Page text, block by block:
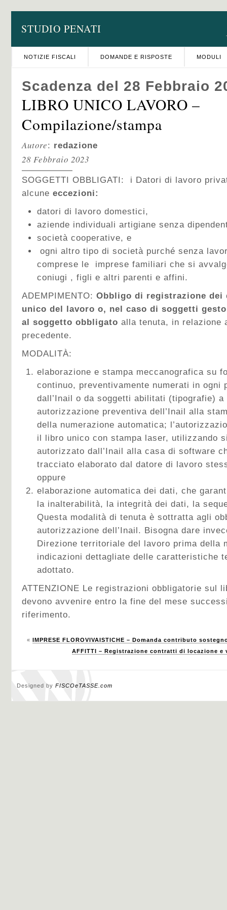
STUDIO PENATI
NOTIZIE FISCALI DOMANDE E RISPOSTE MODULI
Scadenza del 28 Febbraio
LIBRO UNICO LAVORO –
Compilazione/stampa
Autore: redazione
28 Febbraio 2023
SOGGETTI OBBLIGATI: i Datori di lavoro
alcune eccezioni:
datori di lavoro domestici,
aziende individuali artigiane senza
società cooperative, e
ogni altro tipo di società purché senza
comprese le imprese familiari che si
coniugi , figli e altri parenti e affini.
ADEMPIMENTO: Obbligo di registrazione dei
unico del lavoro o, nel caso di soggetti
al soggetto obbligato alla tenuta, in relazione
precedente.
MODALITÀ:
elaborazione e stampa meccanografica su
continuo, preventivamente numerati in ogni
dall’Inail o da soggetti abilitati (tipografie)
autorizzazione preventiva dell’Inail alla
della numerazione automatica;
il libro unico con stampa laser, utilizzando
autorizzato dall’Inail alla casa di software
tracciato elaborato dal datore di lavoro
oppure
elaborazione automatica dei dati, che
la inalterabilità, la integrità dei dati, la
Questa modalità di tenuta è sottratta agli
autorizzazione dell’Inail. Bisogna dare
Direzione territoriale del lavoro prima della
indicazioni dettagliate delle caratteristiche
adottato.
ATTENZIONE Le registrazioni obbligatorie sul
devono avvenire entro la fine del mese
riferimento.
« IMPRESE FLOROVIVAISTICHE – Domanda contributo
AFFITTI – Registrazione contratti di locazione
Designed by FISCOeTASSE.com